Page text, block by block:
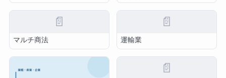
📄
マルチ商法
📄
運輸業
📄